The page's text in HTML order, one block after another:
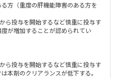
る方（重度の肝機能障害のある方を
ら投与を開始するなど慎重に投与す
が増加することが認められてい
ら投与を開始するなど慎重に投与す
本剤のクリアランスが低下する。